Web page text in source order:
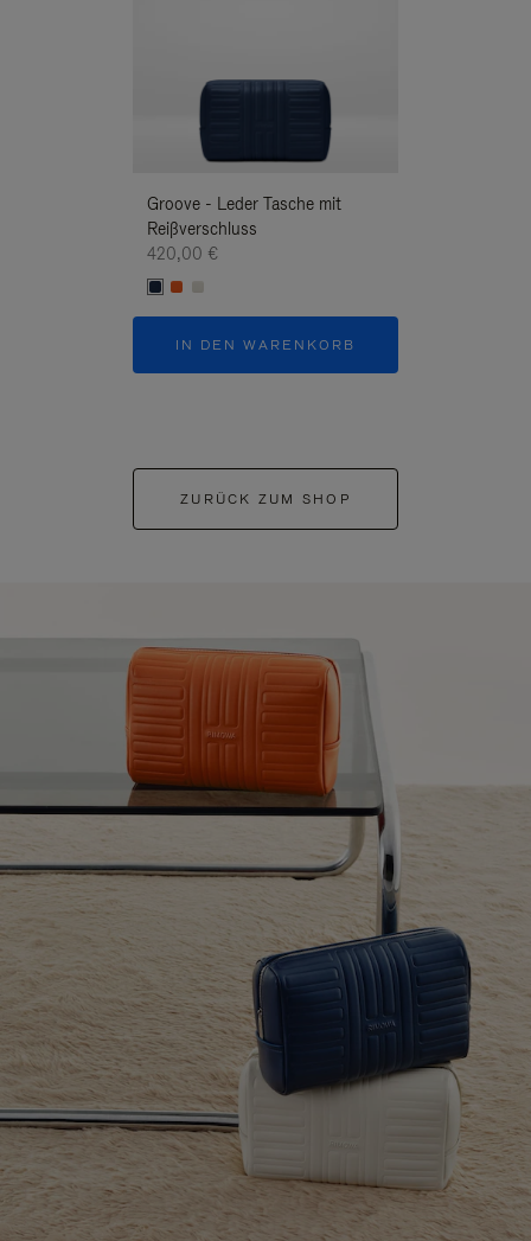
Groove - Leder Tasche mit
Reißverschluss
420,00 €
IN DEN WARENKORB
ZURÜCK ZUM SHOP